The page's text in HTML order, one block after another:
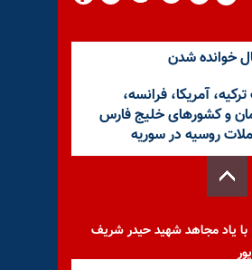
خوانده شدن
آمریکا، فرانسه،
و کشورهای خلیج فارس
روسیه در سوریه
با یاد مجاهد شهید حیدر شریف
پور